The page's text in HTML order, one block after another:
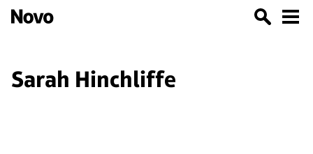
Sarah Hinchliffe